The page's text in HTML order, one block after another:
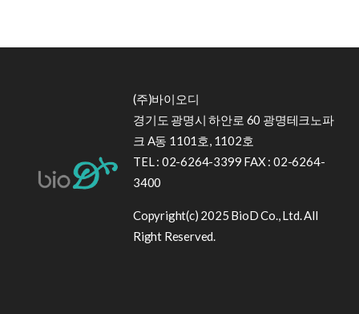
(주)바이오디
경기도 광명시 하안로 60 광명테크노파
크 A동 1101호, 1102호
TEL : 02-6264-3399 FAX : 02-6264-
3400
Copyright(c) 2025 BioD Co., Ltd. All
Right Reserved.